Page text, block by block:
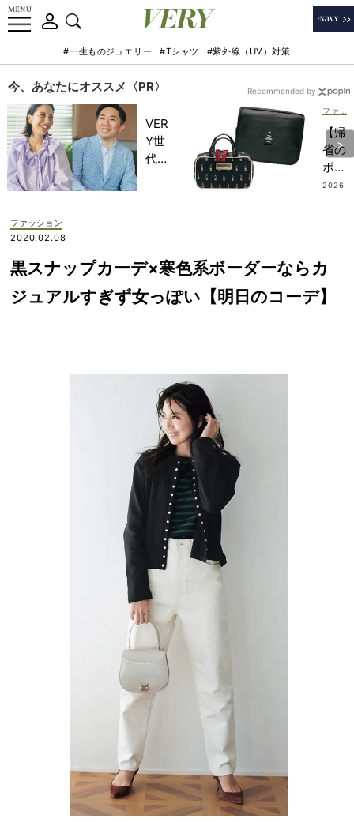
#一生ものジュエリー #Tシャツ #紫外線（UV）対策
今、あなたにオススメ〈PR〉
VER
Y世
代が
んと
考え
る
HO
TEL
の？
」
【帰
省の
ポー
チ】
適！
キレ
イめ
2026
Recommended by
ファッション
2020.02.08
黒スナップカーデ×寒色系ボーダーならカ
ジュアルすぎず女っぽい【明日のコーデ】